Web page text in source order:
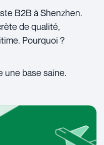
B2B à Shenzhen.
de qualité,
Pourquoi ?
une base saine.